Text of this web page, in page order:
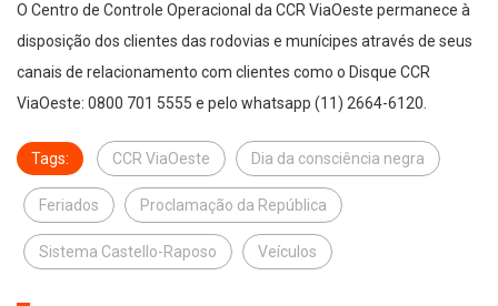
O Centro de Controle Operacional da CCR ViaOeste permanece à
disposição dos clientes das rodovias e munícipes através de seus
canais de relacionamento com clientes como o Disque CCR
ViaOeste: 0800 701 5555 e pelo whatsapp (11) 2664-6120.
Tags: CCR ViaOeste Dia da consciência negra
Feriados Proclamação da República
Sistema Castello-Raposo Veículos